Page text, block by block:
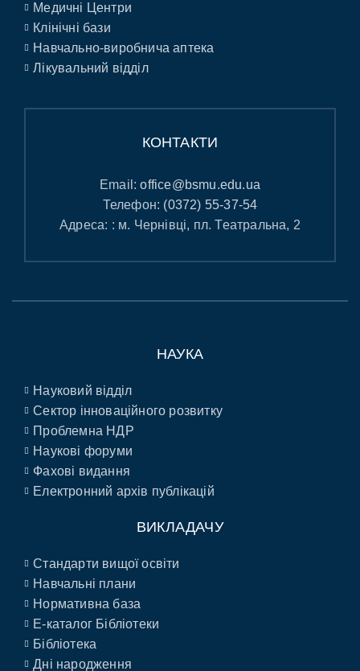
Медичні Центри
Клінічні бази
Навчально-виробнича аптека
Лікувальний відділ
КОНТАКТИ
Email:office@bsmu.edu.ua
Телефон: (0372) 55-37-54
Адреса: : м. Чернівці, пл. Театральна, 2
НАУКА
Науковий відділ
Сектор інноваційного розвитку
Проблемна НДР
Наукові форуми
Фахові видання
Електронний архів публікацій
ВИКЛАДАЧУ
Стандарти вищої освіти
Навчальні плани
Нормативна база
E-каталог Бібліотеки
Бібліотека
Дні народження